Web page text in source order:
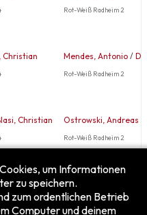
Rot-Weiß Radheim 2
Christian Mendes, Antonio /
Rot-Weiß Radheim 2
Christian Ostrowski, Andreas
Rot-Weiß Radheim 2
um Informationen
zu speichern.
zum ordentlichen Betrieb
Computer und deinem